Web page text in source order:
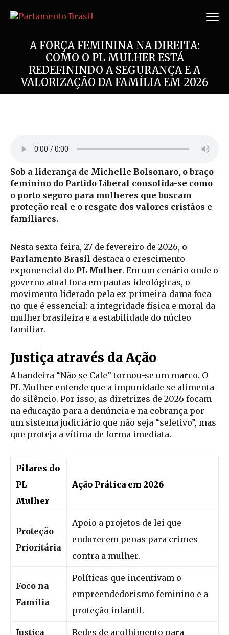
A FORÇA FEMININA NA DIREITA:
COMO O PL MULHER ESTÁ
REDEFININDO A SEGURANÇA E A
VALORIZAÇÃO DA FAMÍLIA EM 2026
Sob a liderança de Michelle Bolsonaro, o braço
feminino do Partido Liberal consolida-se como
o porto seguro para mulheres que buscam
proteção real e o resgate dos valores cristãos e
familiares.
Nesta sexta-feira, 27 de fevereiro de 2026, o
Parlamento Brasil destaca o crescimento
exponencial do PL Mulher. Em um cenário onde o
governo atual foca em pautas ideológicas, o
movimento liderado pela ex-primeira-dama foca
no que é essencial: a integridade física e moral da
mulher brasileira e a estabilidade do núcleo
familiar.
Justiça através da Ação
A bandeira “Não se Cale” tornou-se um marco. O
PL Mulher entende que a impunidade se alimenta
do silêncio. Por isso, as diretrizes de 2026 focam
na educação para a denúncia e na cobrança por
um sistema judiciário que não seja “seletivo”, mas
que proteja a vítima de forma imediata.
Pilares do
PL
Mulher
Ação Prática em 2026
Proteção
Prioritária
Apoio a projetos de lei que
endurecem penas para crimes
contra a mulher.
Foco na
Família
Políticas que incentivam o
empreendedorismo feminino e a
proteção infantil.
Justiça
Redes de acolhimento para